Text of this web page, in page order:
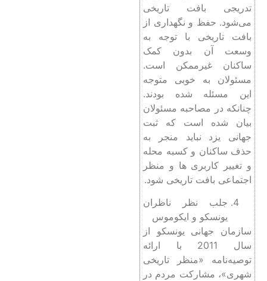
تدریجی بافت تاریخی
می‌شود. حفظ و نگهداری از
بافت تاریخی با توجه به
وسعت آن بدون کمک
ساکنان غیرممکن است.
مسئولان به خوبی متوجه
این مسئله شده بودند.
چنانکه در مصاحبه مسئولان
بیان شده است که ثبت
جهانی یزد نباید منجر به
حذف ساکنان و کسبه محله
و تغییر کاربری ها و منظر
اجتماعی بافت تاریخی شود.
جلب نظر ناظران
یونسکو و ایکوموس
سازمان جهانی یونسکو از
سال 2011 با ارائه
توصیه‌نامه «منظر تاریخی
شهری»، مشارکت مردم در